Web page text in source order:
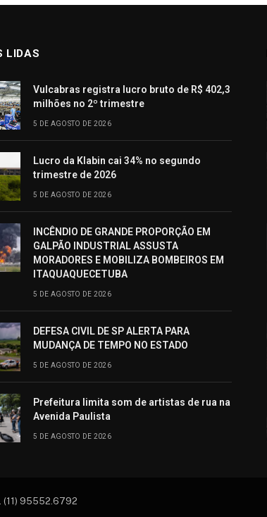
LIDAS
Vulcabras registra lucro bruto de R$ 402,3
milhões no 2º trimestre
5 DE AGOSTO DE 2026
Lucro da Klabin cai 34% no segundo
trimestre de 2026
5 DE AGOSTO DE 2026
INCÊNDIO DE GRANDE PROPORÇÃO EM
GALPÃO INDUSTRIAL ASSUSTA
MORADORES E MOBILIZA BOMBEIROS EM
ITAQUAQUECETUBA
5 DE AGOSTO DE 2026
DEFESA CIVIL DE SP ALERTA PARA
MUDANÇA DE TEMPO NO ESTADO
5 DE AGOSTO DE 2026
Prefeitura limita som de artistas de rua na
Avenida Paulista
5 DE AGOSTO DE 2026
(11) 95552.6792